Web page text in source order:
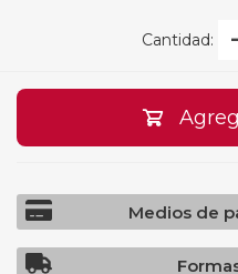
Cantidad:
Medios de